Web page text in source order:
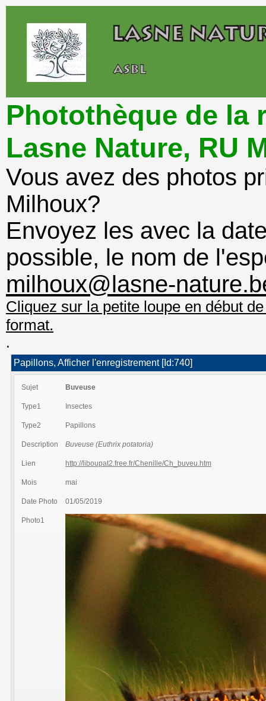
Photothèque de la
Lasne Nature, RU
Vous avez des photos
Milhoux?
Envoyez les avec la
possible, le nom de
milhoux@lasne-
Cliquez sur la petite loupe en début
format.
.
Papillons, Afficher l'enregistrement [Id:740]
Sujet Buveuse
Type1 Insectes
Type2 Papillons
Description Buveuse (Euthrix potatoria)
Lien http://liboupat2.free.fr/Chenille/Ch_buveu.htm
Mois mai
Date Photo 01/05/2019
Photo1